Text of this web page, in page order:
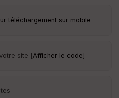
téléchargement sur mobile
site [Afficher le code]